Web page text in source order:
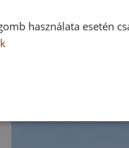
használata esetén